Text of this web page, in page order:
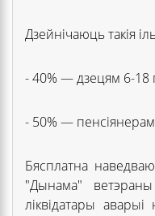
Дзейнічаюць такія
- 40% — дзецям 6-18
- 50% — пенсіянерам
Бясплатна
"Дынама"
ліквідатары